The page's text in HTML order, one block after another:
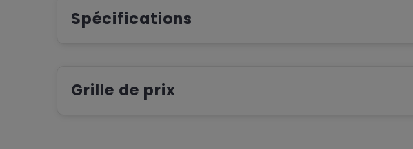
Spécifications
Grille de prix